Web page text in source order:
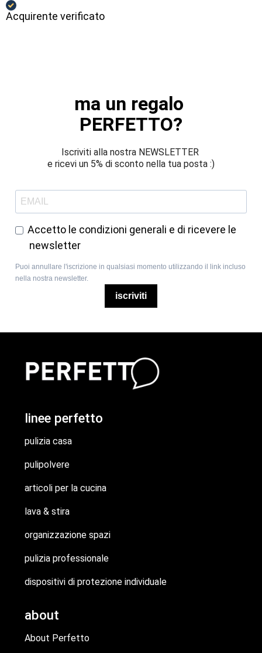
Acquirente verificato
ma un regalo
PERFETTO?
Iscriviti alla nostra NEWSLETTER
e ricevi un 5% di sconto nella tua posta :)
Accetto le condizioni generali e di ricevere le
newsletter
Puoi annullare l'iscrizione in qualsiasi momento utilizzando il link incluso
nella nostra newsletter.
iscriviti
linee perfetto
pulizia casa
pulipolvere
articoli per la cucina
lava & stira
organizzazione spazi
pulizia professionale
dispositivi di protezione individuale
about
About Perfetto